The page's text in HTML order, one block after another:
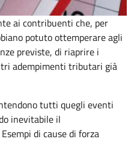
ai contribuenti che, per
potuto ottemperare agli
previste, di riaprire i
adempimenti tributari già
tutti quegli eventi
inevitabile il
di cause di forza